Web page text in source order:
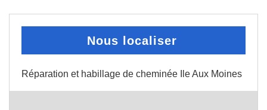
Nous localiser
Réparation et habillage de cheminée Ile Aux Moines